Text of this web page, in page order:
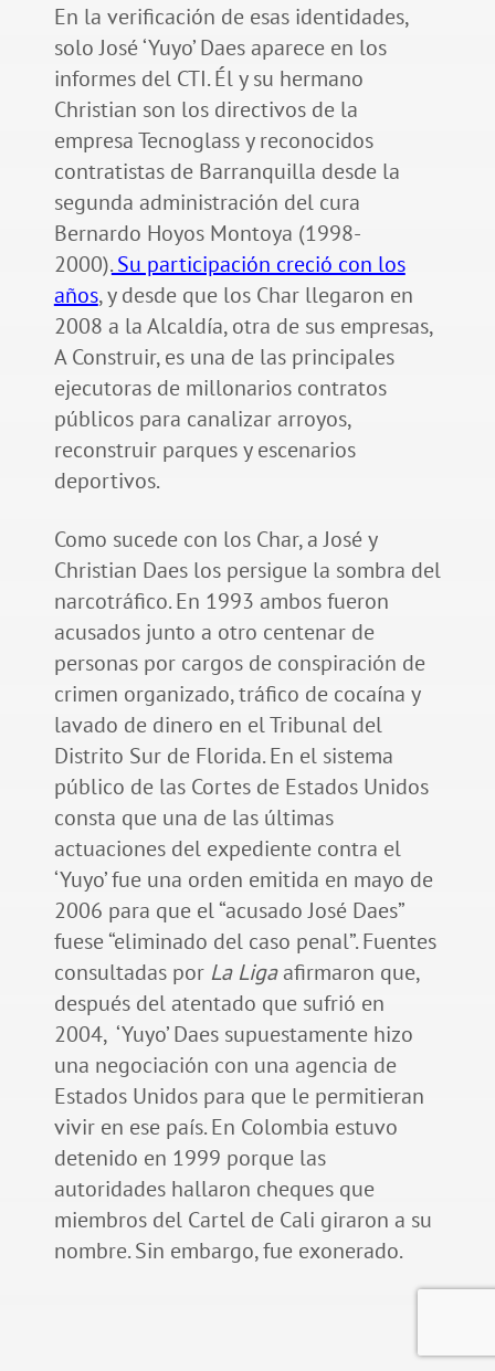
En la verificación de esas identidades,
solo José ‘Yuyo’ Daes aparece en los
informes del CTI. Él y su hermano
Christian son los directivos de la
empresa Tecnoglass y reconocidos
contratistas de Barranquilla desde la
segunda administración del cura
Bernardo Hoyos Montoya (1998-
2000).Su participación creció con los
años, y desde que los Char llegaron en
2008 a la Alcaldía, otra de sus empresas,
A Construir, es una de las principales
ejecutoras de millonarios contratos
públicos para canalizar arroyos,
reconstruir parques y escenarios
deportivos.
Como sucede con los Char, a José y
Christian Daes los persigue la sombra del
narcotráfico. En 1993 ambos fueron
acusados junto a otro centenar de
personas por cargos de conspiración de
crimen organizado, tráfico de cocaína y
lavado de dinero en el Tribunal del
Distrito Sur de Florida. En el sistema
público de las Cortes de Estados Unidos
consta que una de las últimas
actuaciones del expediente contra el
‘Yuyo’ fue una orden emitida en mayo de
2006 para que el “acusado José Daes”
fuese “eliminado del caso penal”. Fuentes
consultadas porLa Ligaafirmaron que,
después del atentado que sufrió en
2004, ‘Yuyo’ Daes supuestamente hizo
una negociación con una agencia de
Estados Unidos para que le permitieran
vivir en ese país. En Colombia estuvo
detenido en 1999 porque las
autoridades hallaron cheques que
miembros del Cartel de Cali giraron a su
nombre. Sin embargo, fue exonerado.